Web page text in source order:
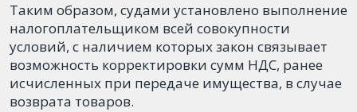
Таким образом, судами установлено выполнение
налогоплательщиком всей совокупности
условий, с наличием которых закон связывает
возможность корректировки сумм НДС, ранее
исчисленных при передаче имущества, в случае
возврата товаров.